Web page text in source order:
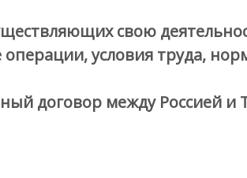
свою
условия труда,
договор между Россией и